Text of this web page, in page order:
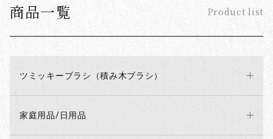
商品一覧 Product list
ツミッキーブラシ（積み木ブラシ）
家庭用品/日用品